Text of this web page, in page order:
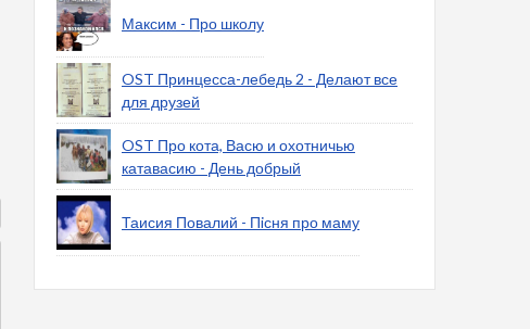
Максим - Про школу
OST Принцесса-лебедь 2 - Делают все
для друзей
OST Про кота, Васю и охотничью
катавасию - День добрый
Таисия Повалий - Пiсня про маму